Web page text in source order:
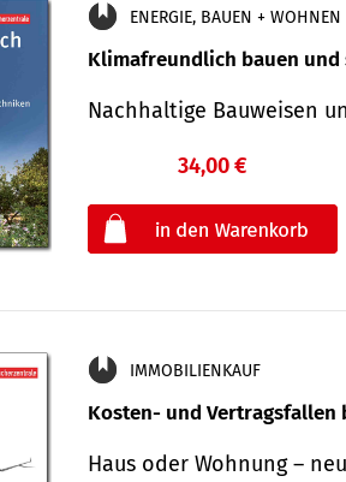
ENERGIE, BAUEN + WOHNEN
Klimafreundlich bauen und
Nachhaltige Bauweisen
34,00 €
IMMOBILIENKAUF
Kosten- und
Haus oder Wohnung –